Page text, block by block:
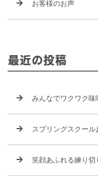
お客様のお声
最近の投稿
みんなでワクワク味
スプリングスクール
笑顔あふれる練り切